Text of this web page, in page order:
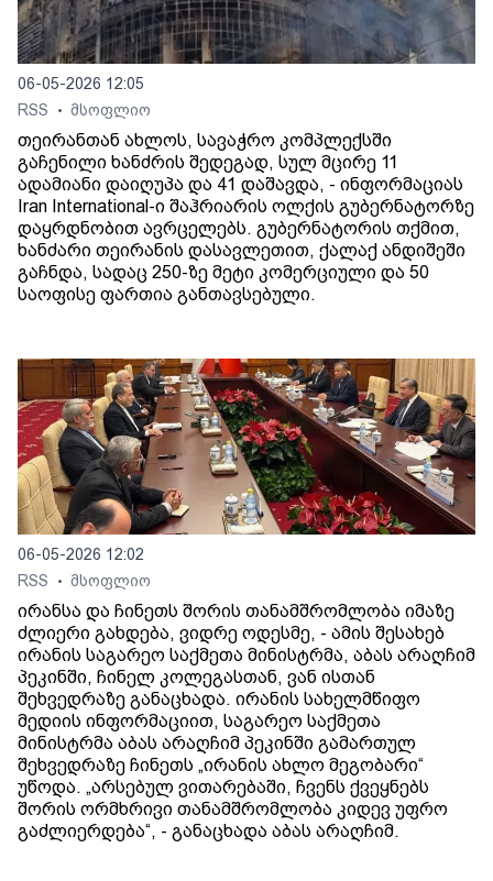
06-05-2026 12:05
RSS
• მსოფლიო
თეირანთან ახლოს, სავაჭრო კომპლექსში
გაჩენილი ხანძრის შედეგად, სულ მცირე 11
ადამიანი დაიღუპა და 41 დაშავდა, - ინფორმაციას
Iran International-ი შაჰრიარის ოლქის გუბერნატორზე
დაყრდნობით ავრცელებს. გუბერნატორის თქმით,
ხანძარი თეირანის დასავლეთით, ქალაქ ანდიშეში
გაჩნდა, სადაც 250-ზე მეტი კომერციული და 50
საოფისე ფართია განთავსებული.
06-05-2026 12:02
RSS
• მსოფლიო
ირანსა და ჩინეთს შორის თანამშრომლობა იმაზე
ძლიერი გახდება, ვიდრე ოდესმე, - ამის შესახებ
ირანის საგარეო საქმეთა მინისტრმა, აბას არაღჩიმ
პეკინში, ჩინელ კოლეგასთან, ვან ისთან
შეხვედრაზე განაცხადა. ირანის სახელმწიფო
მედიის ინფორმაციით, საგარეო საქმეთა
მინისტრმა აბას არაღჩიმ პეკინში გამართულ
შეხვედრაზე ჩინეთს „ირანის ახლო მეგობარი“
უწოდა. „არსებულ ვითარებაში, ჩვენს ქვეყნებს
შორის ორმხრივი თანამშრომლობა კიდევ უფრო
გაძლიერდება“, - განაცხადა აბას არაღჩიმ.